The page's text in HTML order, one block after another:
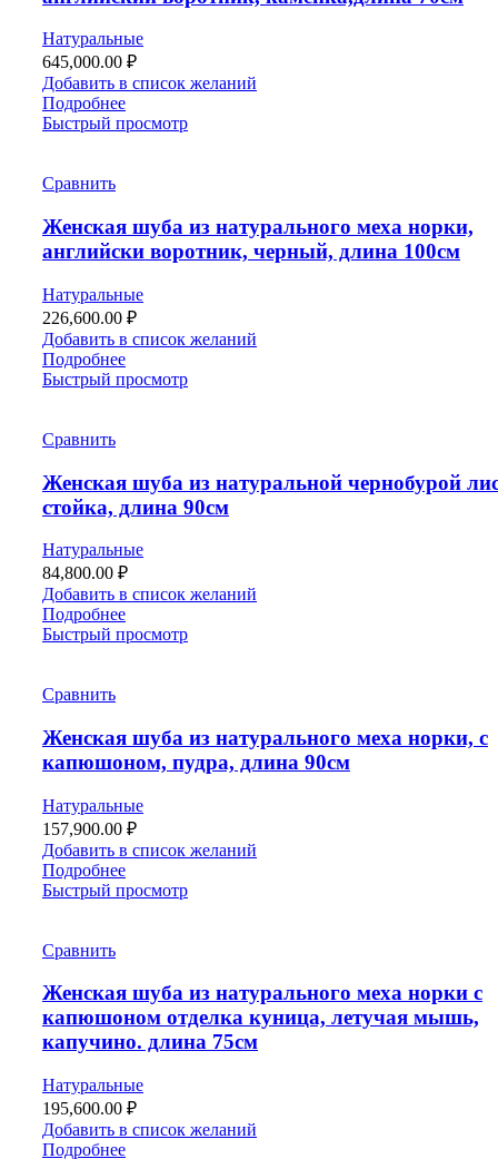
Натуральные
645,000.00 ₽
Добавить в список желаний
Подробнее
Быстрый просмотр
Сравнить
Женская шуба из натурального меха норки,
английски воротник, черный, длина 100см
Натуральные
226,600.00 ₽
Добавить в список желаний
Подробнее
Быстрый просмотр
Сравнить
Женская шуба из натуральной чернобурой
стойка, длина 90см
Натуральные
84,800.00 ₽
Добавить в список желаний
Подробнее
Быстрый просмотр
Сравнить
Женская шуба из натурального меха норки, с
капюшоном, пудра, длина 90см
Натуральные
157,900.00 ₽
Добавить в список желаний
Подробнее
Быстрый просмотр
Сравнить
Женская шуба из натурального меха норки с
капюшоном отделка куница, летучая мышь,
капучино. длина 75см
Натуральные
195,600.00 ₽
Добавить в список желаний
Подробнее